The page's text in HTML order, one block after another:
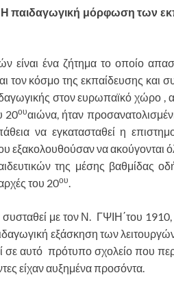
παιδαγωγική μόρφωση των
είναι ένα ζήτημα το οποίο
τον κόσμο της εκπαίδευσης και
στον ευρωπαϊκό χώρο
20ουαιώνα, ήταν
να εγκατασταθεί η
εξακολουθούσαν να ακούγονται
της μέσης βαθμίδας
του 20ου.
με τον Ν. ΓΨΙΗ΄του
εξάσκηση των
αυτό πρότυπο σχολείο που
είχαν αυξημένα προσόντα.